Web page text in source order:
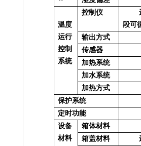
温度
运行
控制
系统
控制仪
段可
输出方式
传感器
加热系统
加水系统
加热方式
保护系统
定时功能
设备
材料
箱体材料
箱盖材料